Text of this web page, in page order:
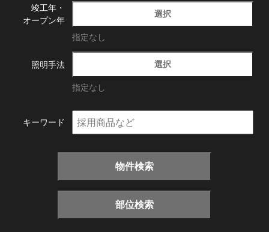
竣工年・
オープン年
選択
指定なし
照明手法 選択
指定なし
キーワード
物件検索
部位検索